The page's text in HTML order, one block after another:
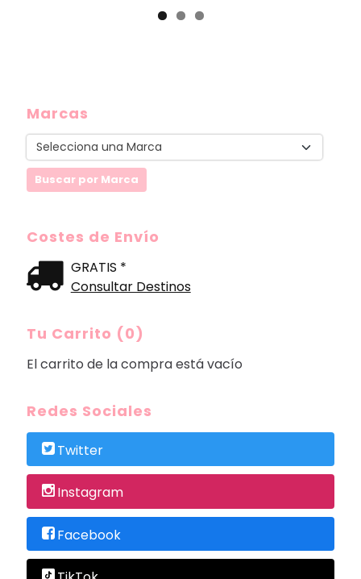
Marcas
Costes de Envío
GRATIS *
Consultar Destinos
Tu Carrito (0)
El carrito de la compra está vacío
Redes Sociales
Twitter
Instagram
Facebook